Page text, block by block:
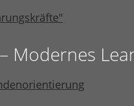
Modernes